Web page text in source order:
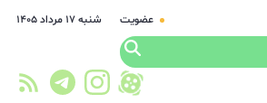
عضویت شنبه ۱۷ مرداد ۱۴۰۵